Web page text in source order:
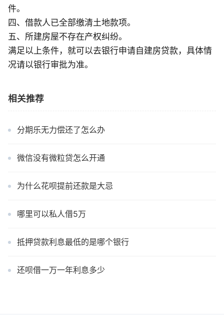
件。
四、借款人已全部缴清土地款项。
五、所建房屋不存在产权纠纷。
满足以上条件，就可以去银行申请自建房贷款，具体情
况请以银行审批为准。
相关推荐
分期乐无力偿还了怎么办
微信没有微粒贷怎么开通
为什么花呗提前还款是大忌
哪里可以私人借5万
抵押贷款利息最低的是哪个银行
还呗借一万一年利息多少